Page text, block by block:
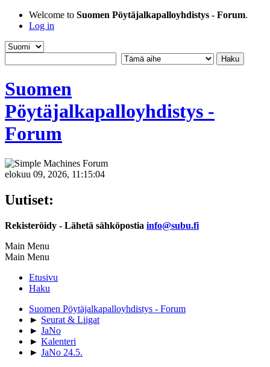
Welcome to Suomen Pöytäjalkapalloyhdistys - Forum.
Log in
Suomen
Pöytäjalkapalloyhdistys -
Forum
elokuu 09, 2026, 11:15:04
Uutiset:
Rekisteröidy - Lähetä sähköpostia info@subu.fi
Main Menu
Main Menu
Etusivu
Haku
Suomen Pöytäjalkapalloyhdistys - Forum
► Seurat & Liigat
► JaNo
► Kalenteri
► JaNo 24.5.